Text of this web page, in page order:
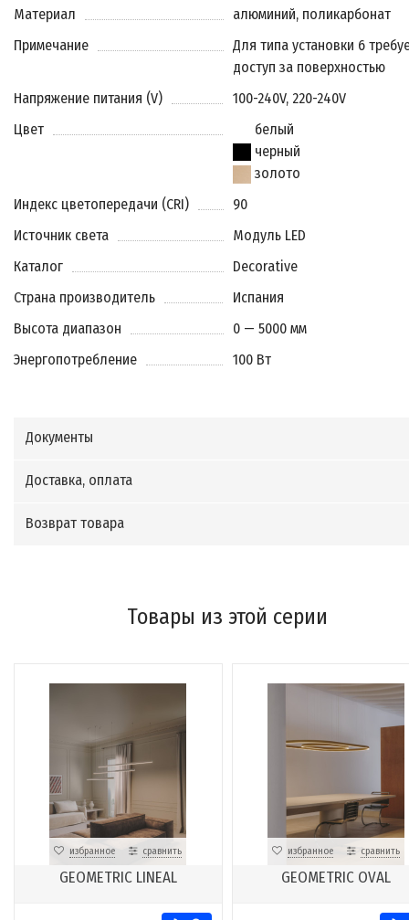
Материал
алюминий, поликарбонат
Примечание
Для типа установки 6
доступ за поверхностью
Напряжение питания (V)
100-240V, 220-240V
Цвет
белый
черный
золото
Индекс цветопередачи (CRI)
90
Источник света
Модуль LED
Каталог
Decorative
Страна производитель
Испания
Высота диапазон
0 — 5000 мм
Энергопотребление
100 Вт
Документы
Доставка, оплата
Возврат товара
Товары из этой серии
избранное сравнить
GEOMETRIC LINEAL
избранное сравнить
GEOMETRIC OVAL